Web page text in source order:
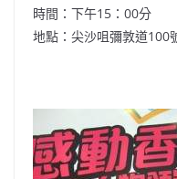
時間：下午15：00分
地點：尖沙咀彌敦道100